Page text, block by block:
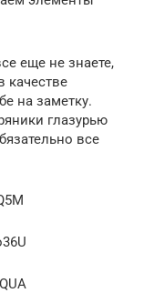
еще не знаете,
качестве
на заметку.
глазурью
все